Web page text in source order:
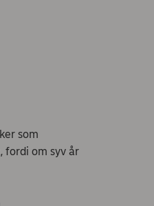
som
fordi om syv år